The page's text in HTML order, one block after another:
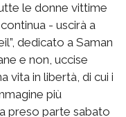
le donne vittime
- uscirà a
dedicato a Saman
e non, uccise
vita in libertà, di cui i
più
preso parte sabato